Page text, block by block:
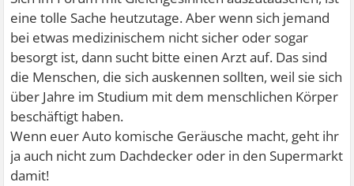
eine tolle Sache heutzutage. Aber wenn sich jemand
bei etwas medizinischem nicht sicher oder sogar
besorgt ist, dann sucht bitte einen Arzt auf. Das sind
die Menschen, die sich auskennen sollten, weil sie sich
über Jahre im Studium mit dem menschlichen Körper
beschäftigt haben.
Wenn euer Auto komische Geräusche macht, geht ihr
ja auch nicht zum Dachdecker oder in den Supermarkt
damit!